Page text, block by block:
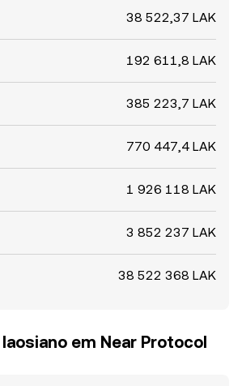
38 522,37 LAK
192 611,8 LAK
385 223,7 LAK
770 447,4 LAK
1 926 118 LAK
3 852 237 LAK
38 522 368 LAK
em Near Protocol